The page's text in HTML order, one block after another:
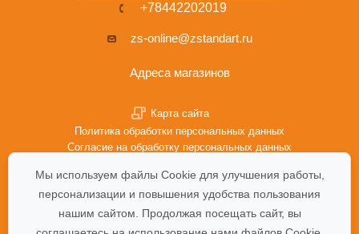
+78442202019
zs-online@zstandart.ru
Адреса магазинов
Карта сайта
Политика обработки персональных данных
Согласие на обработку персональных данных
Мы используем файлы Cookie для улучшения работы,
персонализации и повышения удобства пользования
нашим сайтом. Продолжая посещать сайт, вы